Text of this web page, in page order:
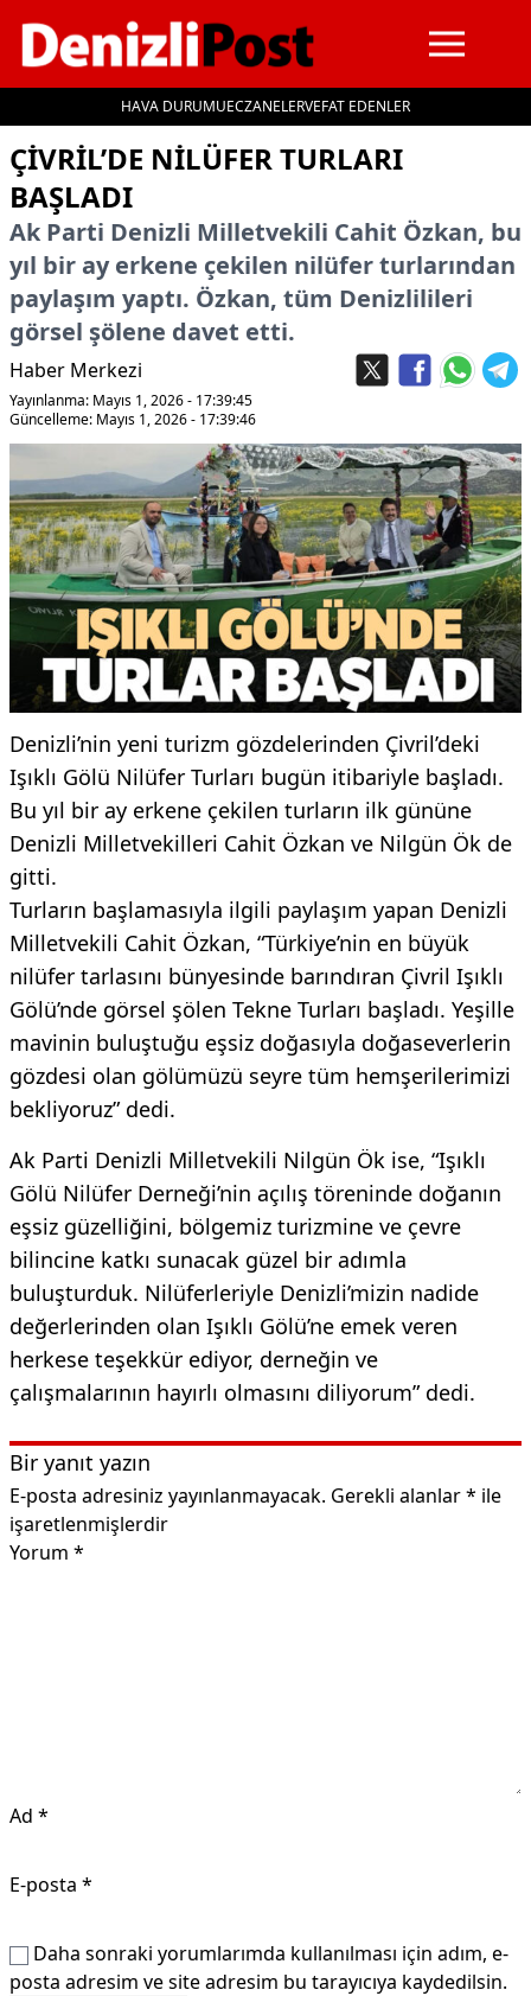
HAVA DURUMUECZANELERVEFAT EDENLER
İçeriğe geç
ÇIVRIL’DE NILÜFER TURLARI
BAŞLADI
Ak Parti Denizli Milletvekili Cahit Özkan, bu
yıl bir ay erkene çekilen nilüfer turlarından
paylaşım yaptı. Özkan, tüm Denizlilileri
görsel şölene davet etti.
Haber Merkezi
Yayınlanma: Mayıs 1, 2026 - 17:39:45
Güncelleme: Mayıs 1, 2026 - 17:39:46
Denizli’nin yeni turizm gözdelerinden Çivril’deki
Işıklı Gölü Nilüfer Turları bugün itibariyle başladı.
Bu yıl bir ay erkene çekilen turların ilk gününe
Denizli Milletvekilleri Cahit Özkan ve Nilgün Ök de
gitti.
Turların başlamasıyla ilgili paylaşım yapan Denizli
Milletvekili Cahit Özkan, “Türkiye’nin en büyük
nilüfer tarlasını bünyesinde barındıran Çivril Işıklı
Gölü’nde görsel şölen Tekne Turları başladı. Yeşille
mavinin buluştuğu eşsiz doğasıyla doğaseverlerin
gözdesi olan gölümüzü seyre tüm hemşerilerimizi
bekliyoruz” dedi.
Ak Parti Denizli Milletvekili Nilgün Ök ise, “Işıklı
Gölü Nilüfer Derneği’nin açılış töreninde doğanın
eşsiz güzelliğini, bölgemiz turizmine ve çevre
bilincine katkı sunacak güzel bir adımla
buluşturduk. Nilüferleriyle Denizli’mizin nadide
değerlerinden olan Işıklı Gölü’ne emek veren
herkese teşekkür ediyor, derneğin ve
çalışmalarının hayırlı olmasını diliyorum” dedi.
Bir yanıt yazın
E-posta adresiniz yayınlanmayacak. Gerekli alanlar* ile
işaretlenmişlerdir
Yorum *
Ad *
E-posta *
Daha sonraki yorumlarımda kullanılması için adım, e-
posta adresim ve site adresim bu tarayıcıya kaydedilsin.